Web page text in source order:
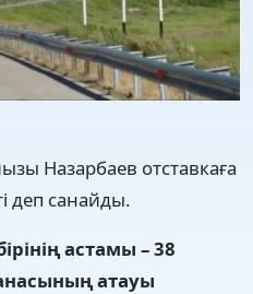
Назарбаев отставкаға
деп санайды.
астамы – 38
атауы